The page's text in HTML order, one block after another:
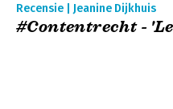
Recensie | Jeanine Dijkhuis
#Contentrecht -